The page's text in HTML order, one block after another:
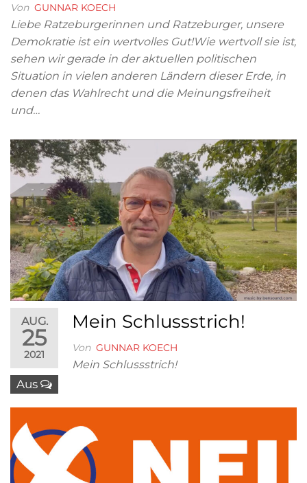
Von GUNNAR KOECH
Liebe Ratzeburgerinnen und Ratzeburger, unsere
Demokratie ist ein wertvolles Gut!Wie wertvoll sie ist,
sehen wir gerade in der aktuellen politischen
Situation in vielen anderen Ländern dieser Erde, in
denen das Wahlrecht und die Meinungsfreiheit
und…
AUG.
25
2021
Aus
Mein Schlussstrich!
Von GUNNAR KOECH
Mein Schlussstrich!